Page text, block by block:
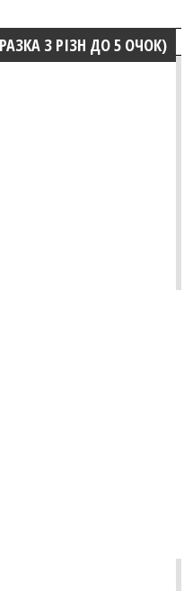
З РІЗН ДО 5 ОЧОК)